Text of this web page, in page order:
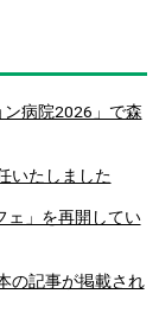
病院2026」で森
いたしました
ェ」を再開してい
の記事が掲載され